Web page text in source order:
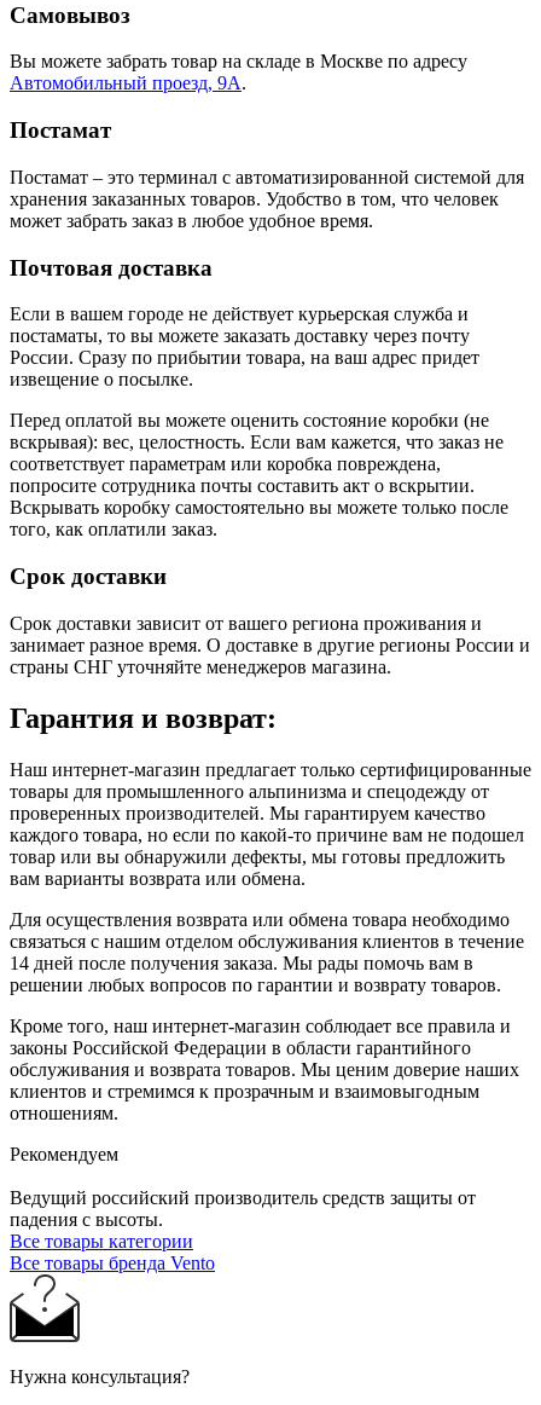
Самовывоз
Вы можете забрать товар на складе в Москве по адресу
Автомобильный проезд, 9А.
Постамат
Постамат – это терминал с автоматизированной системой для
хранения заказанных товаров. Удобство в том, что человек
может забрать заказ в любое удобное время.
Почтовая доставка
Если в вашем городе не действует курьерская служба и
постаматы, то вы можете заказать доставку через почту
России. Сразу по прибытии товара, на ваш адрес придет
извещение о посылке.
Перед оплатой вы можете оценить состояние коробки (не
вскрывая): вес, целостность. Если вам кажется, что заказ не
соответствует параметрам или коробка повреждена,
попросите сотрудника почты составить акт о вскрытии.
Вскрывать коробку самостоятельно вы можете только после
того, как оплатили заказ.
Срок доставки
Срок доставки зависит от вашего региона проживания и
занимает разное время. О доставке в другие регионы России и
страны СНГ уточняйте менеджеров магазина.
Гарантия и возврат:
Наш интернет-магазин предлагает только сертифицированные
товары для промышленного альпинизма и спецодежду от
проверенных производителей. Мы гарантируем качество
каждого товара, но если по какой-то причине вам не подошел
товар или вы обнаружили дефекты, мы готовы предложить
вам варианты возврата или обмена.
Для осуществления возврата или обмена товара необходимо
связаться с нашим отделом обслуживания клиентов в течение
14 дней после получения заказа. Мы рады помочь вам в
решении любых вопросов по гарантии и возврату товаров.
Кроме того, наш интернет-магазин соблюдает все правила и
законы Российской Федерации в области гарантийного
обслуживания и возврата товаров. Мы ценим доверие наших
клиентов и стремимся к прозрачным и взаимовыгодным
отношениям.
Рекомендуем
Ведущий российский производитель средств защиты от
падения с высоты.
Все товары категории
Все товары бренда Vento
Нужна консультация?